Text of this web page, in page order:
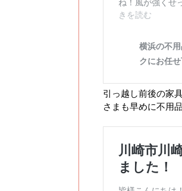
引っ越し前後の家
さまも早めに不用